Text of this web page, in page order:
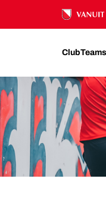
Ons
ClubTeams